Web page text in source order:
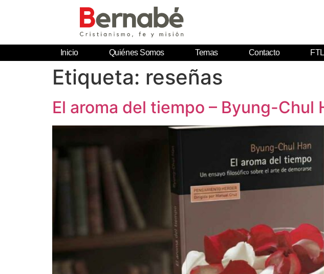
Inicio Quiénes Somos Temas Contacto FTL
Etiqueta: reseñas
El aroma del tiempo – Byung-Chul